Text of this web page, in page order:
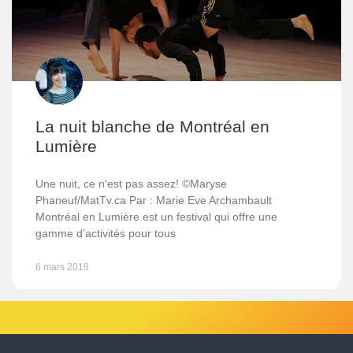
La nuit blanche de Montréal en
Lumière
Une nuit, ce n’est pas assez! ©Maryse
Phaneuf/MatTv.ca Par : Marie Eve Archambault
Montréal en Lumière est un festival qui offre une
gamme d’activités pour tous
6 mars 2018